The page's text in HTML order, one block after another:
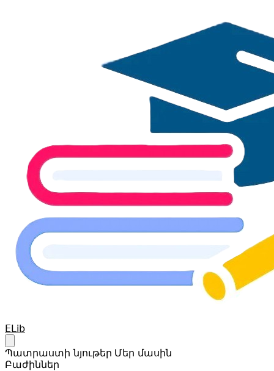
Your Company
ELib
Պատրաստի նյութեր Մեր մասին
Բաժիններ